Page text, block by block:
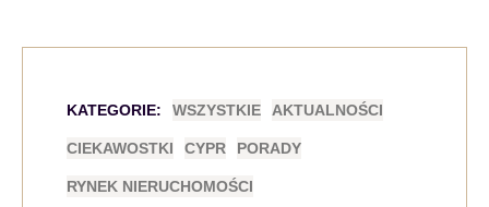
KATEGORIE: WSZYSTKIE AKTUALNOŚCI
CIEKAWOSTKI CYPR PORADY
RYNEK NIERUCHOMOŚCI